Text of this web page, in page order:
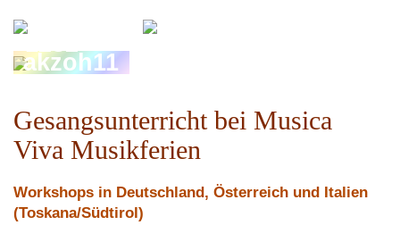
1232
akzoh11
Gesangsunterricht bei Musica
Viva Musikferien
Workshops in Deutschland, Österreich und Italien
(Toskana/Südtirol)